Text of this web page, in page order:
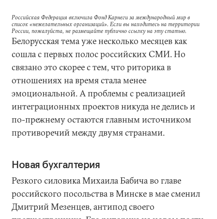
Российская Федерация включила Фонд Карнеги за международный мир в
список «нежелательных организаций». Если вы находитесь на территории
России, пожалуйста, не размещайте публично ссылку на эту статью.
Белорусская тема уже несколько месяцев как
сошла с первых полос российских СМИ. Но
связано это скорее с тем, что риторика в
отношениях на время стала менее
эмоциональной. А проблемы с реализацией
интеграционных проектов никуда не делись и
по-прежнему остаются главным источником
противоречий между двумя странами.
Новая бухгалтерия
Резкого силовика Михаила Бабича во главе
российского посольства в Минске в мае сменил
Дмитрий Мезенцев, антипод своего